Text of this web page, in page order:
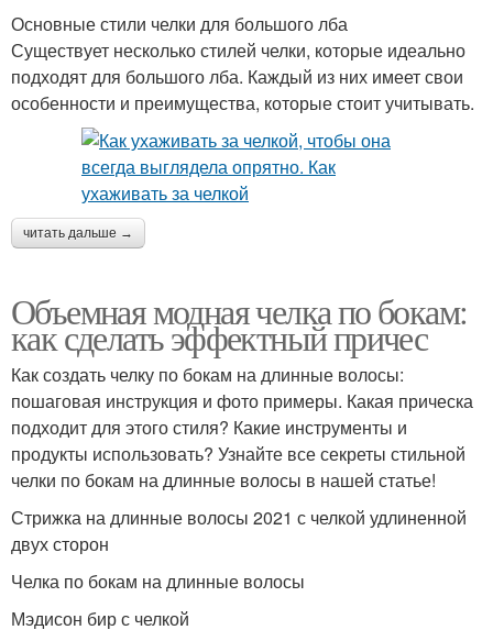
Основные стили челки для большого лба
Существует несколько стилей челки, которые идеально
подходят для большого лба. Каждый из них имеет свои
особенности и преимущества, которые стоит учитывать.
читать дальше →
Объемная модная челка по бокам:
как сделать эффектный причес
Как создать челку по бокам на длинные волосы:
пошаговая инструкция и фото примеры. Какая прическа
подходит для этого стиля? Какие инструменты и
продукты использовать? Узнайте все секреты стильной
челки по бокам на длинные волосы в нашей статье!
Стрижка на длинные волосы 2021 с челкой удлиненной
двух сторон
Челка по бокам на длинные волосы
Мэдисон бир с челкой